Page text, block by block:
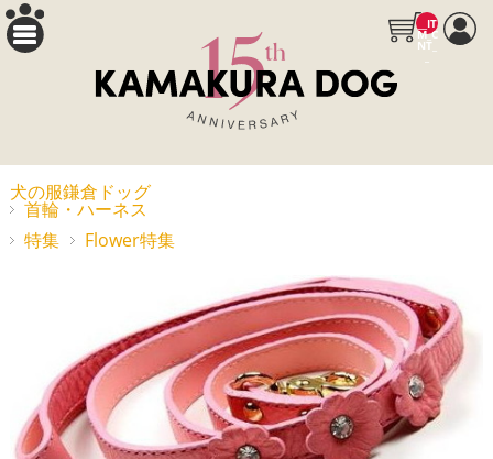
__IT
M_C
NT_
犬の服鎌倉ドッグ
首輪・ハーネス
特集
Flower特集